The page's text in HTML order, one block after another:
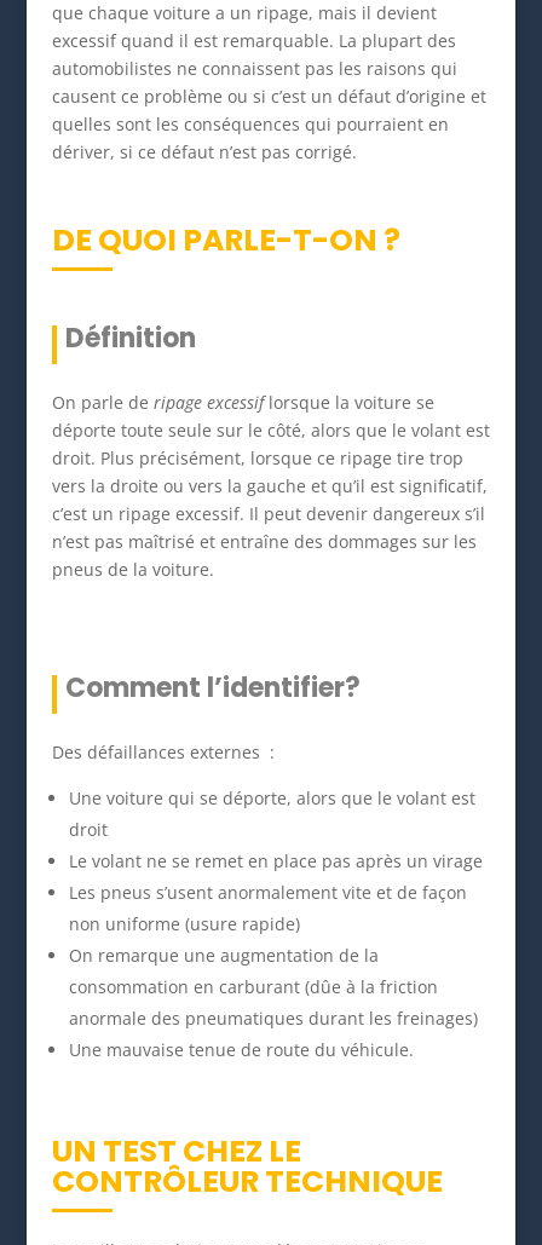
que chaque voiture a un ripage, mais il devient
excessif quand il est remarquable. La plupart des
automobilistes ne connaissent pas les raisons qui
causent ce problème ou si c’est un défaut d’origine et
quelles sont les conséquences qui pourraient en
dériver, si ce défaut n’est pas corrigé.
DE QUOI PARLE-T-ON ?
Définition
On parle de ripage excessiflorsque la voiture se
déporte toute seule sur le côté, alors que le volant est
droit. Plus précisément, lorsque ce ripage tire trop
vers la droite ou vers la gauche et qu’il est significatif,
c’est un ripage excessif. Il peut devenir dangereux s’il
n’est pas maîtrisé et entraîne des dommages sur les
pneus de la voiture.
Comment l’identifier?
Des défaillances externes :
Une voiture qui se déporte, alors que le volant est
droit
Le volant ne se remet en place pas après un virage
Les pneus s’usent anormalement vite et de façon
non uniforme (usure rapide)
On remarque une augmentation de la
consommation en carburant (dûe à la friction
anormale des pneumatiques durant les freinages)
Une mauvaise tenue de route du véhicule.
UN TEST CHEZ LE
CONTRÔLEUR TECHNIQUE